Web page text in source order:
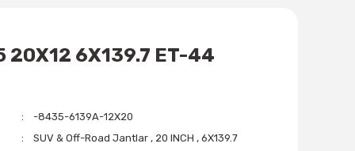
20X12 6X139.7 ET-44
-8435-6139A-12X20
SUV & Off-Road Jantlar , 20 INCH ,6X139.7